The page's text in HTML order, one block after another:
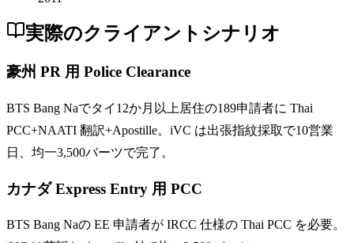
実際のクライアントシナリオ
豪州 PR 用 Police Clearance
BTS Bang Naでタイ12か月以上居住の189申請者に Thai
PCC+NAATI 翻訳+Apostille。iVC は出張指紋採取で10営業
日、均一3,500バーツで完了。
カナダ Express Entry 用 PCC
BTS Bang Naの EE 申請者が IRCC 仕様の Thai PCC を必要。